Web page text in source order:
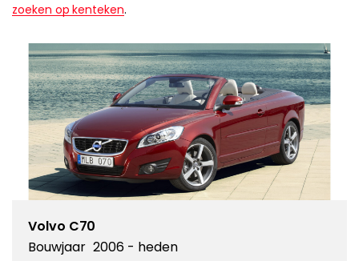
zoeken op kenteken.
Volvo C70
Bouwjaar 2006 - heden